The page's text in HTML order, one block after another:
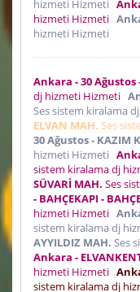
hizmeti Hizmeti
hizmeti Hizmeti
hizmeti Hizmeti
Ankara - 30 Ağustos
dj hizmeti Hizmeti
Ses sistem kiralama
ELVAN MAH. Ses
30 Ağustos - KAZIM
hizmeti Hizmeti
sistem kiralama dj
SÜVARİ MAH. Ses
- BAHÇEKAPI -
hizmeti Hizmeti
sistem kiralama dj
AYYILDIZ MAH. Ses
Ankara -
hizmeti Hizmeti
sistem kiralama dj